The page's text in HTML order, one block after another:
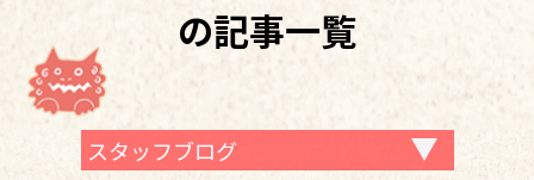
の記事一覧
スタッフブログ